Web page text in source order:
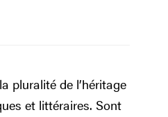
pluralité de l’héritage
et littéraires. Sont